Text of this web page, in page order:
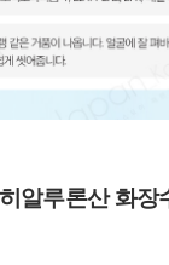
알루론산 화장